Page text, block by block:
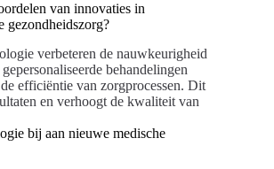
van innovaties in
gezondheidszorg?
verbeteren de nauwkeurigheid
behandelingen
efficiëntie van zorgprocessen. Dit
en verhoogt de kwaliteit van
bij aan nieuwe medische